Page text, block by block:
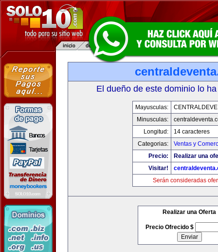
El dueño de este dominio lo
Mayusculas:
Minusculas:
Longitud:
14 caracteres
Categorias:
Ventas y
Precio:
Realizar una
Visitar!
Serán consideradas
Realizar una Oferta
Precio Ofrecido $